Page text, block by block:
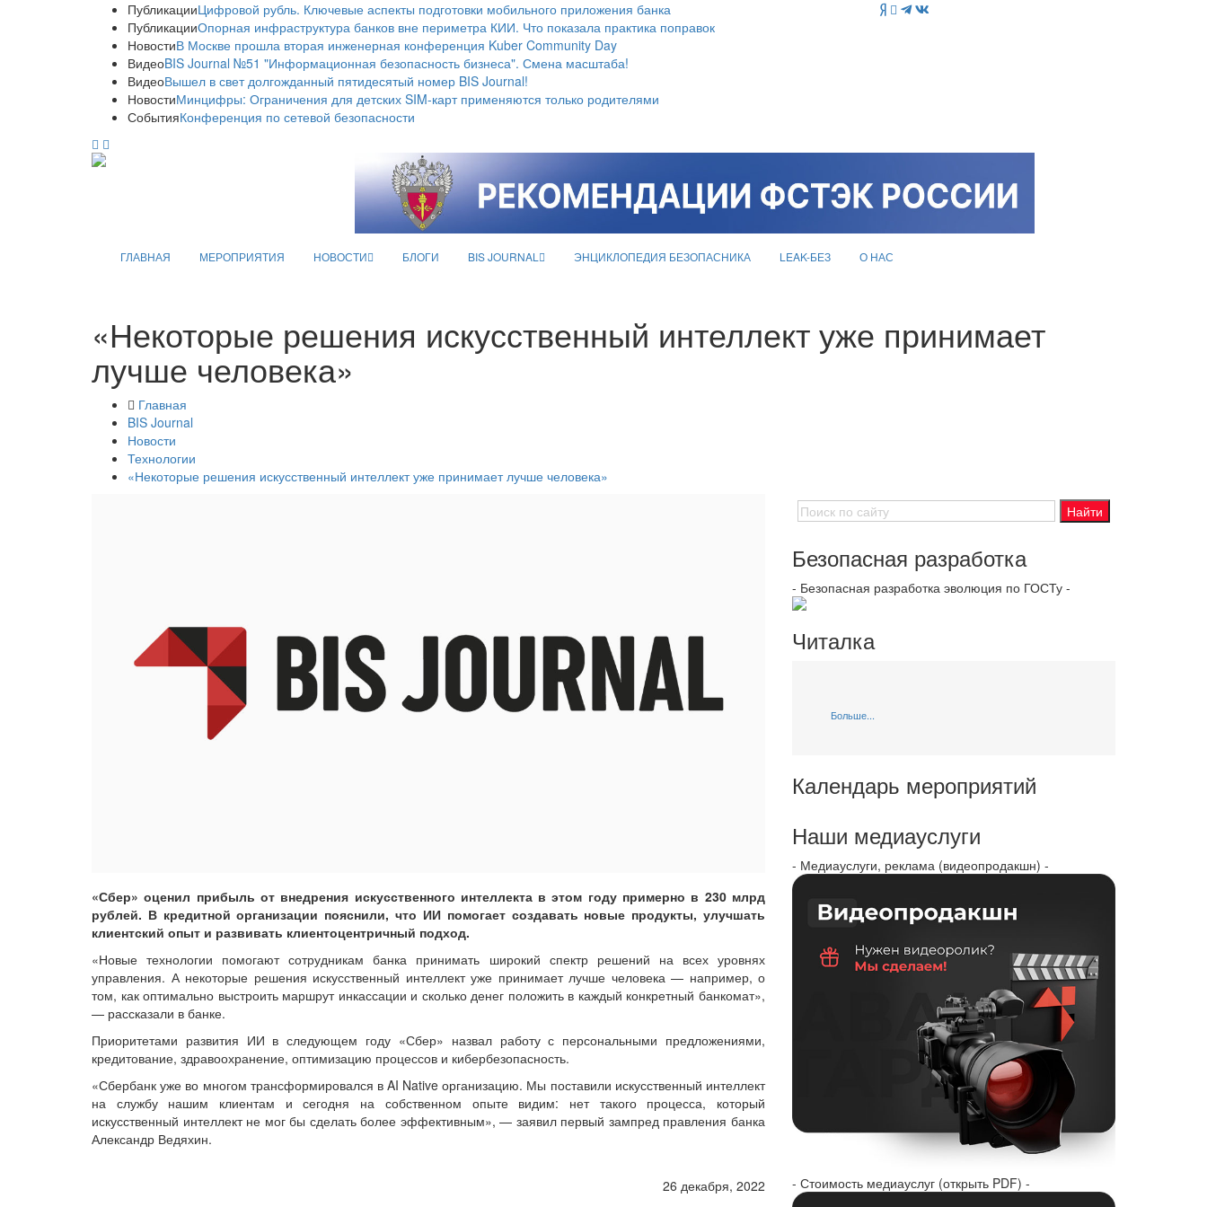
ПубликацииЦифровой рубль. Ключевые аспекты подготовки мобильного приложения банка
ПубликацииОпорная инфраструктура банков вне периметра КИИ. Что показала практика поправок
НовостиВ Москве прошла вторая инженерная конференция Kuber Community Day
ВидеоBIS Journal №51 "Информационная безопасность бизнеса". Смена масштаба!
ВидеоВышел в свет долгожданный пятидесятый номер BIS Journal!
НовостиМинцифры: Ограничения для детских SIM-карт применяются только родителями
СобытияКонференция по сетевой безопасности
ГЛАВНАЯ МЕРОПРИЯТИЯ НОВОСТИ БЛОГИ BIS JOURNAL ЭНЦИКЛОПЕДИЯ БЕЗОПАСНИКА LEAK-БЕЗ О НАС
«Некоторые решения искусственный интеллект уже принимает
лучше человека»
Главная
BIS Journal
Новости
Технологии
«Некоторые решения искусственный интеллект уже принимает лучше человека»
«Сбер» оценил прибыль от внедрения искусственного интеллекта в этом году примерно в 230 млрд
рублей. В кредитной организации пояснили, что ИИ помогает создавать новые продукты, улучшать
клиентский опыт и развивать клиентоцентричный подход.
«Новые технологии помогают сотрудникам банка принимать широкий спектр решений на всех уровнях
управления. А некоторые решения искусственный интеллект уже принимает лучше человека — например, о
том, как оптимально выстроить маршрут инкассации и сколько денег положить в каждый конкретный банкомат»,
— рассказали в банке.
Приоритетами развития ИИ в следующем году «Сбер» назвал работу с персональными предложениями,
кредитование, здравоохранение, оптимизацию процессов и кибербезопасность.
«Сбербанк уже во многом трансформировался в AI Native организацию. Мы поставили искусственный интеллект
на службу нашим клиентам и сегодня на собственном опыте видим: нет такого процесса, который
искусственный интеллект не мог бы сделать более эффективным», — заявил первый зампред правления банка
Александр Ведяхин.
26 декабря, 2022
Безопасная разработка
- Безопасная разработка эволюция по ГОСТу -
Читалка
Больше...
Календарь мероприятий
Наши медиауслуги
- Медиауслуги, реклама (видеопродакшн) -
- Стоимость медиауслуг (открыть PDF) -